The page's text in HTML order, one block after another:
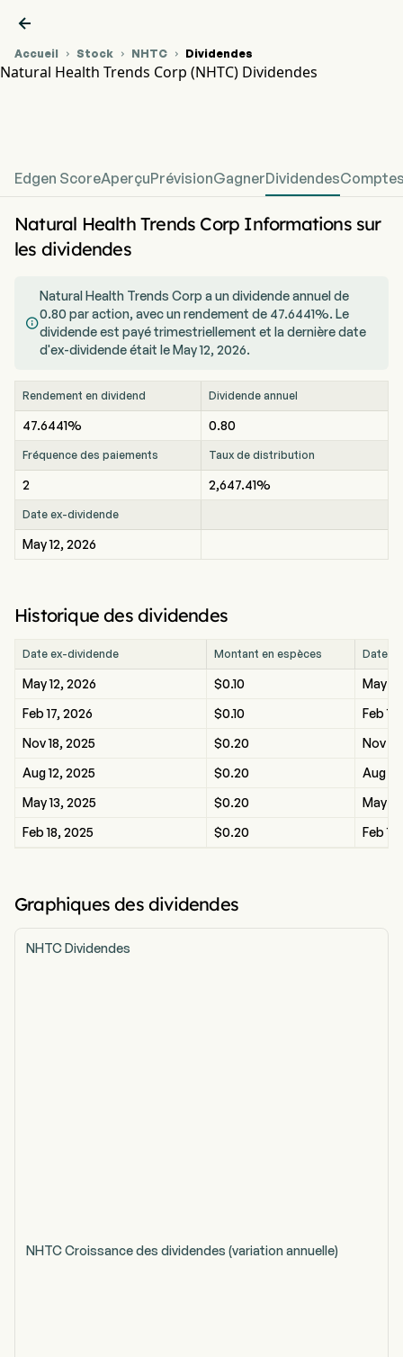

Accueil  Stock  NHTC  Dividendes
Natural Health Trends Corp (NHTC) Dividendes
Edgen ScoreAperçuPrévisionGagnerDividendes
Natural Health Trends Corp Informations sur
les dividendes

Natural Health Trends Corp a un dividende annuel de
0.80 par action, avec un rendement de 47.6441%. Le
dividende est payé trimestriellement et la dernière date
d'ex-dividende était le May 12, 2026.
Rendement en dividend Dividende annuel
47.6441% 0.80
Fréquence des paiements Taux de distribution
2 2,647.41%
Date ex-dividende
May 12, 2026
Historique des dividendes
Date ex-dividende Montant en espèces Date
May 12, 2026 $0.10
May
Feb 17, 2026
$0.10
Feb
Nov 18, 2025
$0.20
Nov
Aug 12, 2025
$0.20
Aug
May 13, 2025
$0.20
May
Feb 18, 2025
$0.20 Feb
Graphiques des dividendes
NHTC Dividendes
NHTC Croissance des dividendes (variation annuelle)